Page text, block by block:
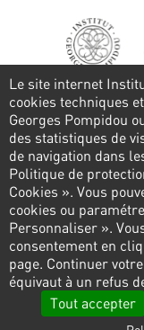
Suivez-
Pied
de
page
Politique de
Le site internet
cookies techniques
Georges Pompidou
des statistiques de
de navigation dans
Politique de
Cookies ». Vous
cookies ou
Personnaliser ».
consentement en
page. Continuer
équivaut à un refus
Tout accepter